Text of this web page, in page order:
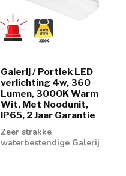
Galerij / Portiek LED
verlichting 4w, 360
Lumen, 3000K Warm
Wit, Met Noodunit,
IP65, 2 Jaar Garantie
Zeer strakke
waterbestendige Galerij